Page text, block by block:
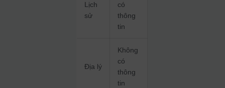
Lịch
sử
có
thông
tin
Địa lý
Không
có
thông
tin